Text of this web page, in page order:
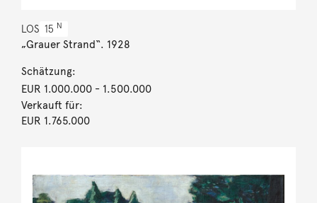
LOS 15 N
„Grauer Strand“. 1928
Schätzung:
EUR 1.000.000- 1.500.000
Verkauft für:
EUR 1.765.000